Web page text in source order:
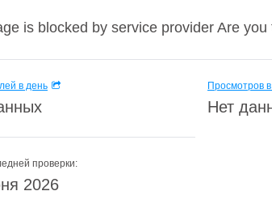
is blocked by service provider Are you
в день Просмотров
Нет
проверки:
2026